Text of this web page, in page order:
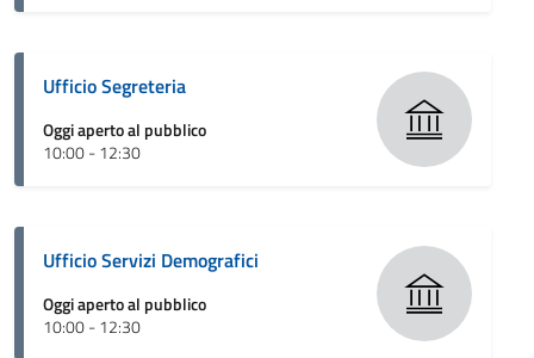
Ufficio Segreteria
Oggi aperto al pubblico
10:00 - 12:30
Ufficio Servizi Demografici
Oggi aperto al pubblico
10:00 - 12:30